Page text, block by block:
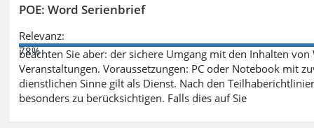
POE: Word Serienbrief
Relevanz:
78%
beachten Sie aber: der sichere Umgang mit den Inhalten
Veranstaltungen. Voraussetzungen: PC oder Notebook mit
dienstlichen Sinne gilt als Dienst. Nach den
besonders zu berücksichtigen. Falls dies auf Sie